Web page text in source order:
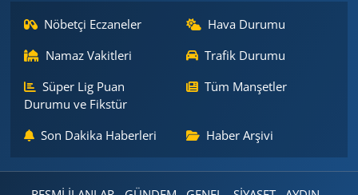
Nöbetçi Eczaneler
Hava Durumu
Namaz Vakitleri
Trafik Durumu
Süper Lig Puan
Durumu ve Fikstür
Tüm Manşetler
Son Dakika Haberleri Haber Arşivi